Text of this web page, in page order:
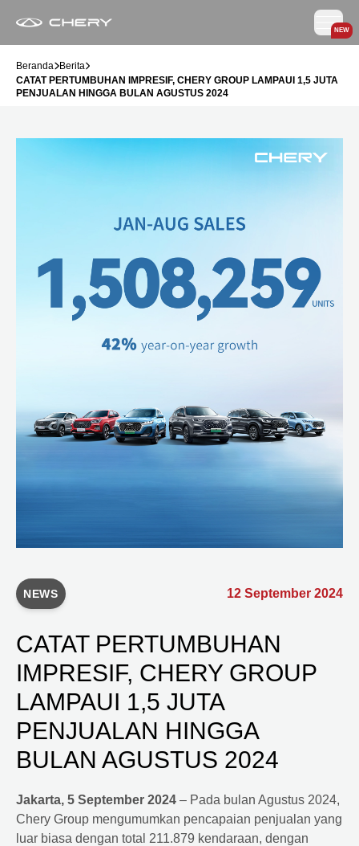
NEW
Beranda Berita
CATAT PERTUMBUHAN IMPRESIF, CHERY GROUP LAMPAUI 1,5 JUTA
PENJUALAN HINGGA BULAN AGUSTUS 2024
NEWS 12 September 2024
CATAT PERTUMBUHAN
IMPRESIF, CHERY GROUP
LAMPAUI 1,5 JUTA
PENJUALAN HINGGA
BULAN AGUSTUS 2024
Jakarta, 5 September 2024 – Pada bulan Agustus 2024,
Chery Group mengumumkan pencapaian penjualan yang
luar biasa dengan total 211.879 kendaraan, dengan